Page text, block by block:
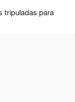
tripuladas para